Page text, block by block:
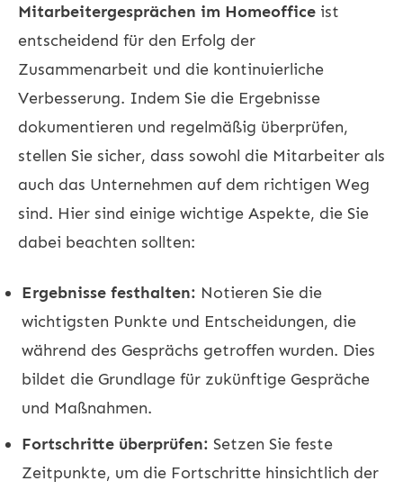
Mitarbeitergesprächen im Homeoffice ist
entscheidend für den Erfolg der
Zusammenarbeit und die kontinuierliche
Verbesserung. Indem Sie die Ergebnisse
dokumentieren und regelmäßig überprüfen,
stellen Sie sicher, dass sowohl die Mitarbeiter als
auch das Unternehmen auf dem richtigen Weg
sind. Hier sind einige wichtige Aspekte, die Sie
dabei beachten sollten:
Ergebnisse festhalten: Notieren Sie die
wichtigsten Punkte und Entscheidungen, die
während des Gesprächs getroffen wurden. Dies
bildet die Grundlage für zukünftige Gespräche
und Maßnahmen.
Fortschritte überprüfen: Setzen Sie feste
Zeitpunkte, um die Fortschritte hinsichtlich der